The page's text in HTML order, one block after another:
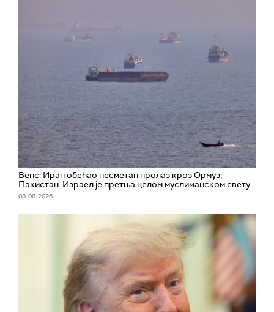
Венс: Иран обећао несметан пролаз кроз Ормуз;
Пакистан: Израел је претња целом муслиманском свету
08. 08. 2026.